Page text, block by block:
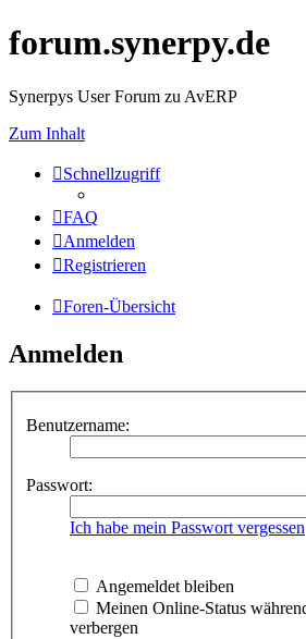
forum.synerpy.de
Synerpys User Forum zu AvERP
Zum Inhalt
Schnellzugriff
FAQ
Anmelden
Registrieren
Foren-Übersicht
Anmelden
Benutzername:
Passwort:
Ich habe mein Passwort vergessen
Angemeldet bleiben
Meinen Online-Status
verbergen